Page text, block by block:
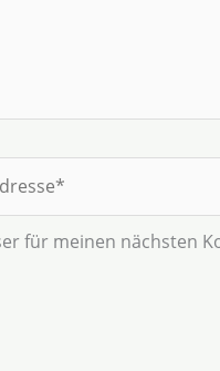
für meinen nächsten